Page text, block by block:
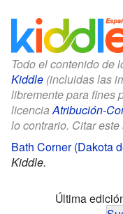
Todo el contenido de
Kiddle (incluidas las
libremente para fines
licenciaAtribución-
lo contrario. Citar
Bath Corner (Dakota
Kiddle.
Última